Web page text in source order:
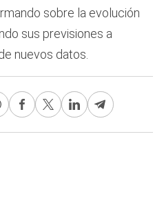
sobre la evolución
sus previsiones a
nuevos datos.